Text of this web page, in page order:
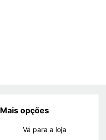
Mais opções
Vá para a loja